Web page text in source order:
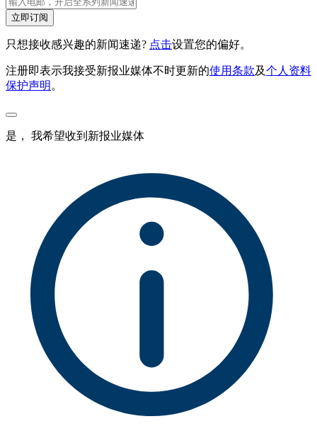
立即订阅
只想接收感兴趣的新闻速递? 点击设置您的偏好。
注册即表示我接受新报业媒体不时更新的使用条款及个人资料
保护声明 。
是， 我希望收到新报业媒体